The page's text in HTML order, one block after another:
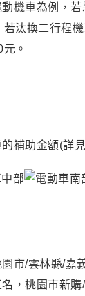
機車為例
，
汰換二行程
。
補助金額(詳見
園市/雲林縣/嘉
，桃園市新